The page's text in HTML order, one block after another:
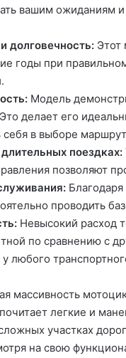
вашим ожиданиям
долговечность: Этот
годы при
Модель
делает его
себя в выборе
поездках:
позволяют
проводить
Невысокий расход
по сравнению с
любого
массивность
легкие и
участках
на свою